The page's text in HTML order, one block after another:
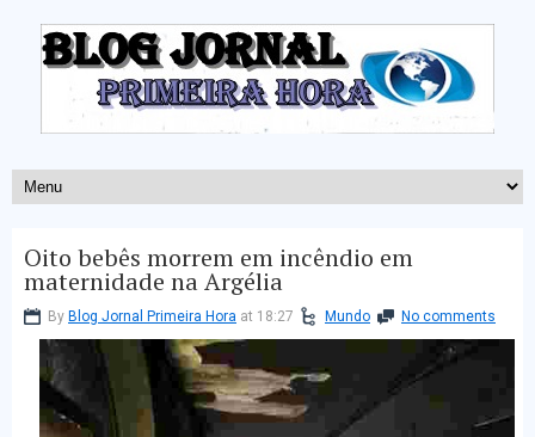
Oito bebês morrem em incêndio em
maternidade na Argélia
By Blog Jornal Primeira Hora at 18:27 Mundo No comments